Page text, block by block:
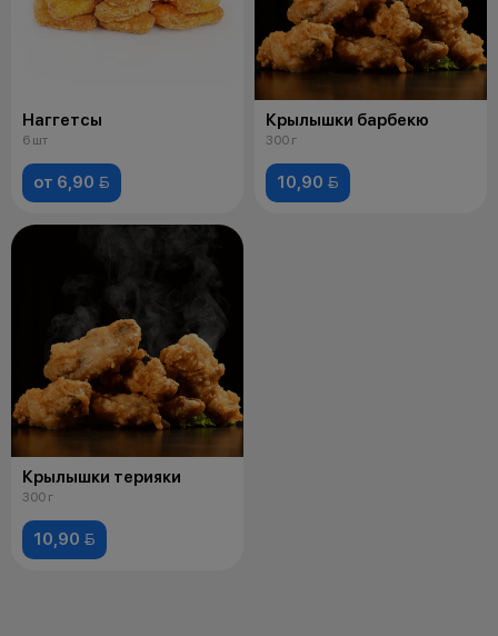
Наггетсы
6 шт
от 6,90 
Крылышки барбекю
300 г
10,90 
Крылышки терияки
300 г
10,90 